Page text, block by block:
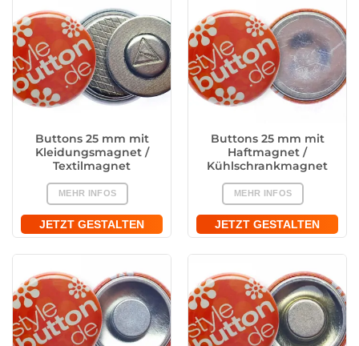
Buttons 25 mm mit
Kleidungsmagnet /
Textilmagnet
MEHR INFOS
JETZT GESTALTEN
Buttons 25 mm mit
Haftmagnet /
Kühlschrankmagnet
MEHR INFOS
JETZT GESTALTEN